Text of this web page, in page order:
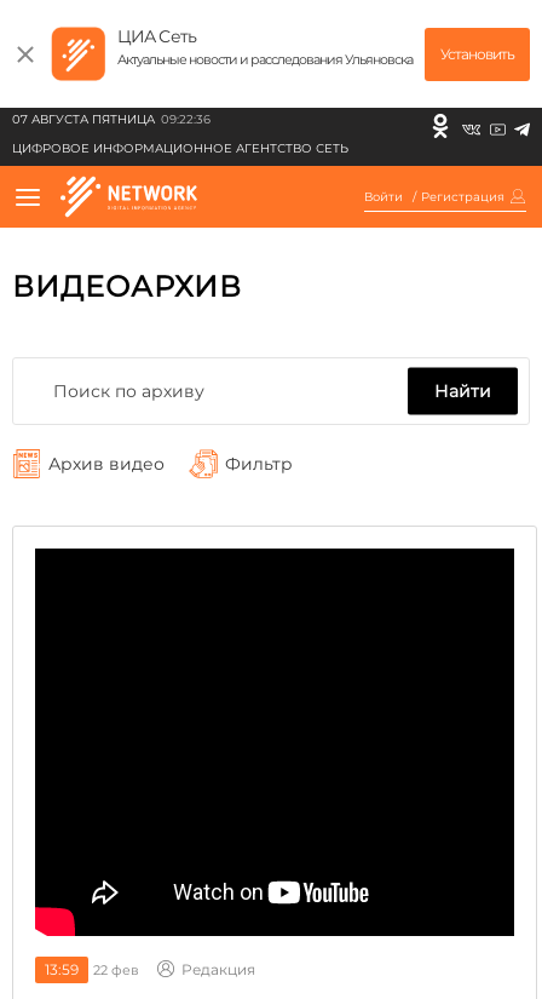
ЦИА Сеть
Актуальные новости и расследования Ульяновска Установить
07 АВГУСТА ПЯТНИЦА 09:22:36
ЦИФРОВОЕ ИНФОРМАЦИОННОЕ АГЕНТСТВО СЕТЬ
Войти / Регистрация
ВИДЕОАРХИВ
Найти
Архив видео Фильтр
13:59 22 фев Редакция